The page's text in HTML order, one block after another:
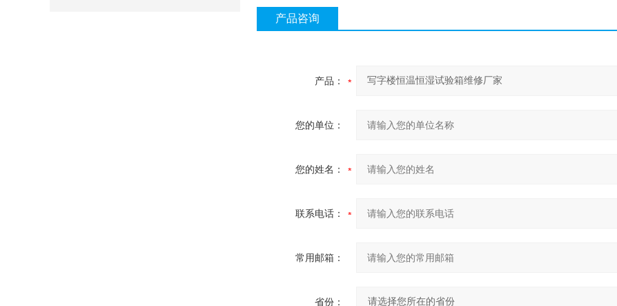
产品咨询
产品：
您的单位：
您的姓名：
联系电话：
常用邮箱：
省份：